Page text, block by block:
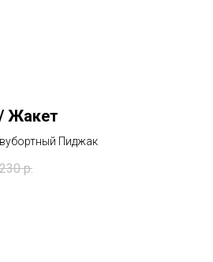
Жакет
Пиджак
р.